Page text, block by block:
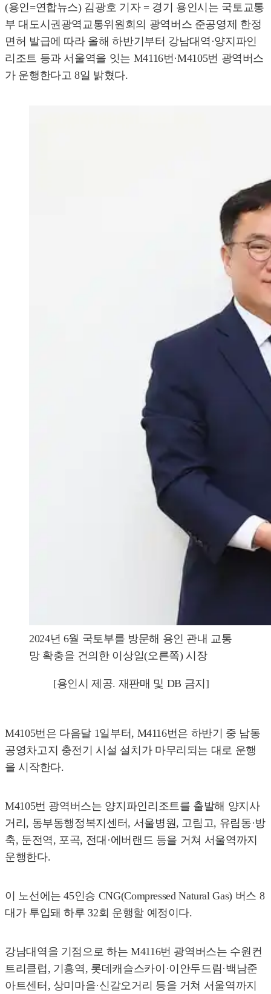
(용인=연합뉴스) 김광호 기자 = 경기 용인시는 국토교통
부 대도시권광역교통위원회의 광역버스 준공영제 한정
면허 발급에 따라 올해 하반기부터 강남대역·양지파인
리조트 등과 서울역을 잇는 M4116번·M4105번 광역버스
가 운행한다고 8일 밝혔다.
2024년 6월 국토부를 방문해 용인 관내 교통
망 확충을 건의한 이상일(오른쪽) 시장
[용인시 제공. 재판매 및 DB 금지]
M4105번은 다음달 1일부터, M4116번은 하반기 중 남동
공영차고지 충전기 시설 설치가 마무리되는 대로 운행
을 시작한다.
M4105번 광역버스는 양지파인리조트를 출발해 양지사
거리, 동부동행정복지센터, 서울병원, 고림고, 유림동·방
축, 둔전역, 포곡, 전대·에버랜드 등을 거쳐 서울역까지
운행한다.
이 노선에는 45인승 CNG(Compressed Natural Gas) 버스 8
대가 투입돼 하루 32회 운행할 예정이다.
강남대역을 기점으로 하는 M4116번 광역버스는 수원컨
트리클럽, 기흥역, 롯데캐슬스카이·이안두드림·백남준
아트센터, 상미마을·신갈오거리 등을 거쳐 서울역까지